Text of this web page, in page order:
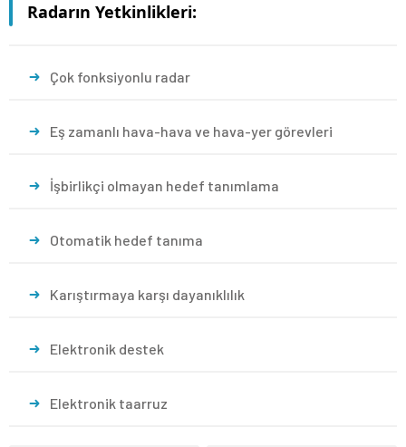
Radarın Yetkinlikleri:
Çok fonksiyonlu radar
Eş zamanlı hava-hava ve hava-yer görevleri
İşbirlikçi olmayan hedef tanımlama
Otomatik hedef tanıma
Karıştırmaya karşı dayanıklılık
Elektronik destek
Elektronik taarruz